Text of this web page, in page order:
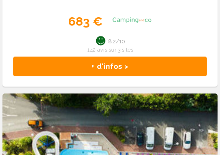
683 €
+ d'infos >
8.2/10
142 avis sur 3 sites